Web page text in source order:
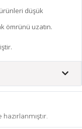
düşük
ömrünü uzatın.